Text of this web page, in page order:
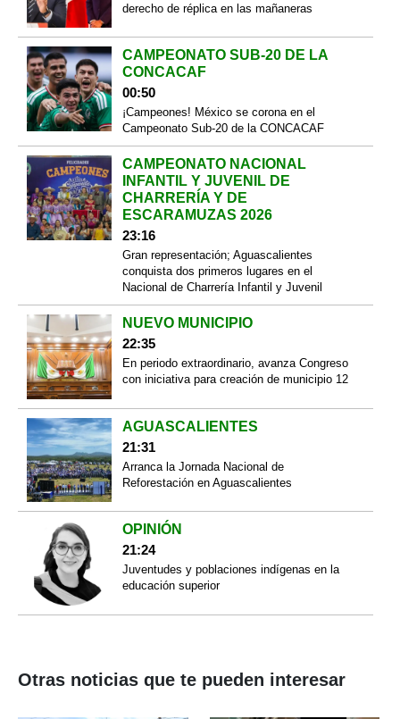
derecho de réplica en las mañaneras
CAMPEONATO SUB-20 DE LA
CONCACAF
00:50
¡Campeones! México se corona en el
Campeonato Sub-20 de la CONCACAF
CAMPEONATO NACIONAL
INFANTIL Y JUVENIL DE
CHARRERÍA Y DE
ESCARAMUZAS 2026
23:16
Gran representación; Aguascalientes
conquista dos primeros lugares en el
Nacional de Charrería Infantil y Juvenil
NUEVO MUNICIPIO
22:35
En periodo extraordinario, avanza Congreso
con iniciativa para creación de municipio 12
AGUASCALIENTES
21:31
Arranca la Jornada Nacional de
Reforestación en Aguascalientes
OPINIÓN
21:24
Juventudes y poblaciones indígenas en la
educación superior
Otras noticias que te pueden interesar